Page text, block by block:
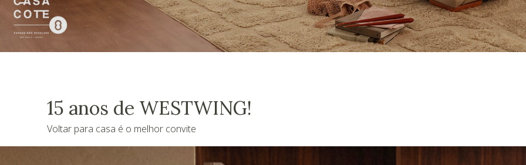
15 anos de WESTWING!
Voltar para casa é o melhor convite